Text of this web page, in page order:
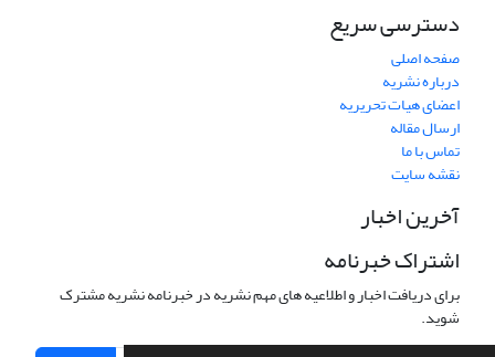
دسترسی سریع
صفحه اصلی
درباره نشریه
اعضای هیات تحریریه
ارسال مقاله
تماس با ما
نقشه سایت
آخرین اخبار
اشتراک خبرنامه
برای دریافت اخبار و اطلاعیه های مهم نشریه در خبرنامه نشریه مشترک
شوید.